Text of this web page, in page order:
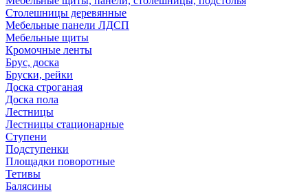
Столешницы деревянные
Мебельные панели ЛДСП
Мебельные щиты
Кромочные ленты
Брус, доска
Бруски, рейки
Доска строганая
Доска пола
Лестницы
Лестницы стационарные
Ступени
Подступенки
Площадки поворотные
Тетивы
Балясины